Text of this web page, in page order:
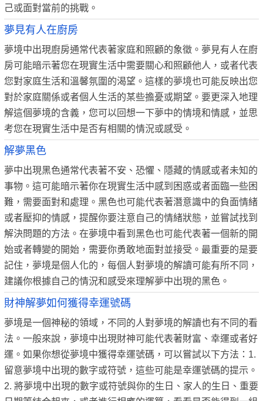
己或面對當前的挑戰。
夢見有人在廚房
夢境中出現廚房通常代表著家庭和照顧的象徵。夢見有人在廚
房可能暗示著您在現實生活中需要關心和照顧他人，或者代表
您對家庭生活和溫馨氛圍的渴望。這樣的夢境也可能反映出您
對於家庭關係或者個人生活的某些擔憂或期望。要更深入地理
解這個夢境的含義，您可以回想一下夢中的情境和情感，並思
考您在現實生活中是否有相關的情況或感受。
解夢黑色
夢中出現黑色通常代表著不安、恐懼、隱藏的情感或者未知的
事物。這可能暗示著你在現實生活中感到困惑或者面臨一些困
難，需要面對和處理。黑色也可能代表著潛意識中的負面情緒
或者壓抑的情感，提醒你要注意自己的情緒狀態，並嘗試找到
解決問題的方法。在夢境中看到黑色也可能代表著一個新的開
始或者轉變的開始，需要你勇敢地面對並接受。最重要的是要
記住，夢境是個人化的，每個人對夢境的解讀可能有所不同，
建議你根據自己的情況和感受來理解夢中出現的黑色。
財神解夢如何獲得幸運號碼
夢境是一個神秘的領域，不同的人對夢境的解讀也有不同的看
法。一般來說，夢境中出現財神可能代表著財富、幸運或者好
運。如果你想從夢境中獲得幸運號碼，可以嘗試以下方法：1.
留意夢境中出現的數字或符號，這些可能是幸運號碼的提示。
2. 將夢境中出現的數字或符號與你的生日、家人的生日、重要